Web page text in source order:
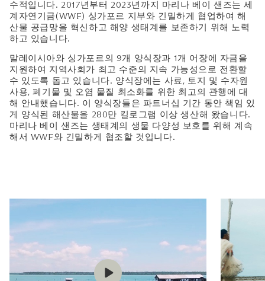
수적입니다. 2017년부터 2023년까지 마리나 베이 샌즈는 세
계자연기금(WWF) 싱가포르 지부와 긴밀하게 협업하여 해
산물 공급망을 혁신하고 해양 생태계를 보존하기 위해 노력
하고 있습니다.
말레이시아와 싱가포르의 9개 양식장과 1개 어장에 자금을
지원하여 지역사회가 최고 수준의 지속 가능성으로 전환할
수 있도록 돕고 있습니다. 양식장에는 사료, 토지 및 수자원
사용, 폐기물 및 오염 물질 최소화를 위한 최고의 관행에 대
해 안내했습니다. 이 양식장들은 파트너십 기간 동안 책임 있
게 양식된 해산물을 280만 킬로그램 이상 생산해 왔습니다.
마리나 베이 샌즈는 생태계의 생물 다양성 보호를 위해 계속
해서 WWF와 긴밀하게 협조할 것입니다.